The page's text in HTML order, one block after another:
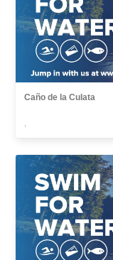
Caño de la Culata
,